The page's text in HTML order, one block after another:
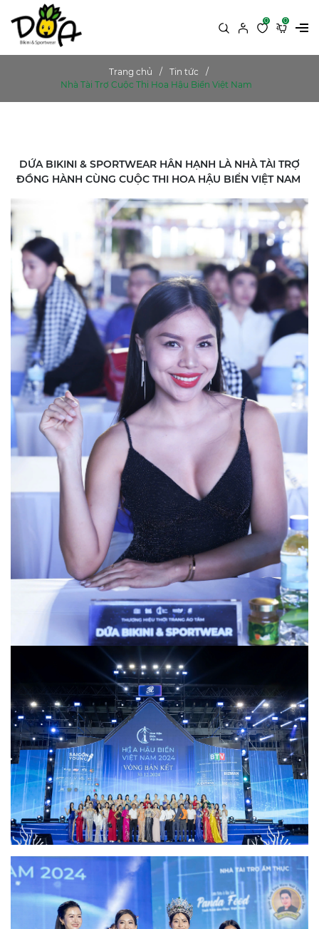
0 0
Trang chủ
Tin tức
Nhà Tài Trợ Cuộc Thi Hoa Hậu Biển Việt Nam
DỨA BIKINI & SPORTWEAR HÂN HẠNH LÀ NHÀ TÀI TRỢ
ĐỒNG HÀNH CÙNG CUỘC THI HOA HẬU BIỂN VIỆT NAM